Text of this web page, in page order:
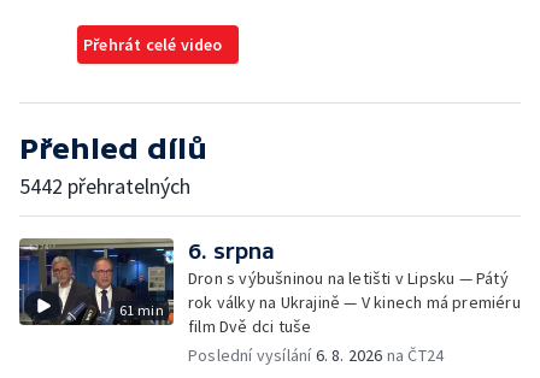
Přehrát celé video
Přehled dílů
5442 přehratelných
61 min
6. srpna
Dron s výbušninou na letišti v Lipsku — Pátý
rok války na Ukrajině — V kinech má premiéru
film Dvě dci tuše
Poslední vysílání6. 8. 2026 na ČT24